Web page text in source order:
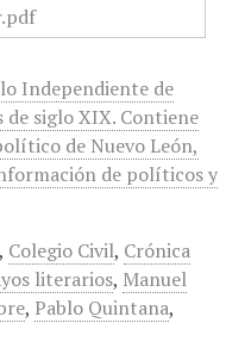
Independiente de
de siglo XIX. Contiene
de Nuevo León,
de políticos y
Colegio Civil, Crónica
literarios, Manuel
, Pablo Quintana,